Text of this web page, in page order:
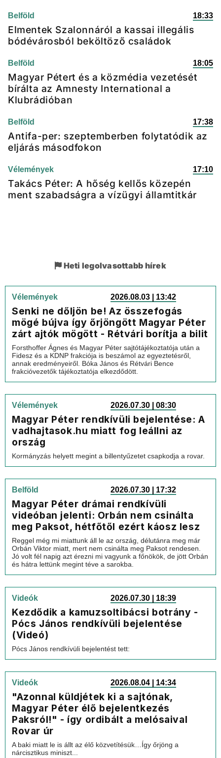
Belföld 18:33
Elmentek Szalonnáról a kassai illegális
bódévárosból beköltöző családok
Belföld 18:05
Magyar Pétert és a közmédia vezetését
bírálta az Amnesty International a
Klubrádióban
Belföld 17:38
Antifa-per: szeptemberben folytatódik az
eljárás másodfokon
Vélemények 17:10
Takács Péter: A hőség kellős közepén
ment szabadságra a vízügyi államtitkár
Heti legolvasottabb hírek
Vélemények 2026.08.03 | 13:42
Senki ne dőljön be! Az összefogás
mögé bújva így őrjöngött Magyar Péter
zárt ajtók mögött - Rétvári borítja a bilit
Forsthoffer Ágnes és Magyar Péter sajtótájékoztatója után a
Fidesz és a KDNP frakciója is beszámol az egyeztetésről,
annak eredményeiről. Bóka János és Rétvári Bence
frakcióvezetők tájékoztatója elkezdődött.
Vélemények 2026.07.30 | 08:30
Magyar Péter rendkívüli bejelentése: A
vadhajtasok.hu miatt fog leállni az
ország
Kormányzás helyett megint a billentyűzetet csapkodja a rovar.
Belföld 2026.07.30 | 17:32
Magyar Péter drámai rendkívüli
videóban jelenti: Orbán nem csinálta
meg Paksot, hétfőtől ezért káosz lesz
Reggel még mi miattunk áll le az ország, délutánra meg már
Orbán Viktor miatt, mert nem csinálta meg Paksot rendesen.
Jó volt fél napig azt érezni mi vagyunk a főnökök, de jött Orbán
és hátra lettünk megint téve a sarokba.
Videók 2026.07.30 | 18:39
Kezdődik a kamuzsoltibácsi botrány -
Pócs János rendkívüli bejelentése
(Videó)
Pócs János rendkívüli bejelentést tett:
Videók 2026.08.04 | 14:34
"Azonnal küldjétek ki a sajtónak,
Magyar Péter élő bejelentkezés
Paksról!" - így ordibált a melósaival
Rovar úr
A baki miatt le is állt az élő közvetítésük…Így őrjöng a
nárcisztikus miniszt...